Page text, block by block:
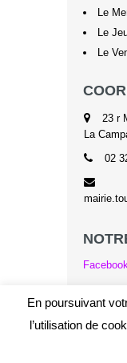
Le
Le
Le
23 r
La
02
En poursuivant
l’utilisation de